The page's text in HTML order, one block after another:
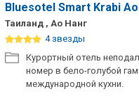
Bluesotel Smart Krabi
Таиланд , Ао Нанг
4 звезды
Курортный отель
номер в бело-голубой
международной кухни.